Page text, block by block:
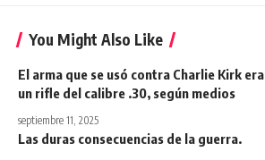
You Might Also Like
El arma que se usó contra Charlie Kirk era
un rifle del calibre .30, según medios
septiembre 11, 2025
Las duras consecuencias de la guerra.